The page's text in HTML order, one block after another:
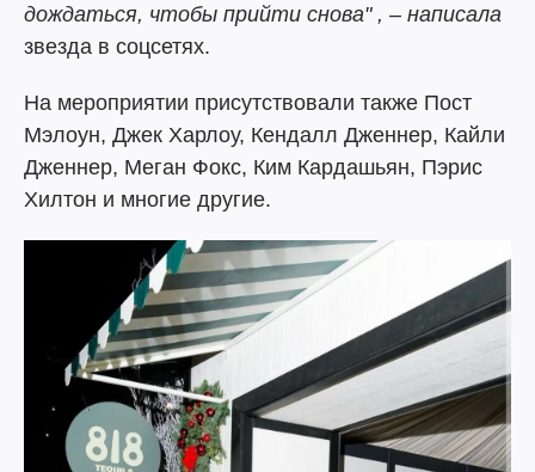
дождаться, чтобы прийти снова" , – написала
звезда в соцсетях.
На мероприятии присутствовали также Пост
Мэлоун, Джек Харлоу, Кендалл Дженнер, Кайли
Дженнер, Меган Фокс, Ким Кардашьян, Пэрис
Хилтон и многие другие.